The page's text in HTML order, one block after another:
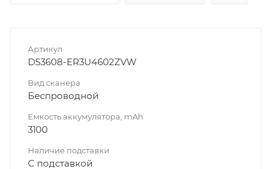
Артикул
DS3608-ER3U4602ZVW
Вид сканера
Беспроводной
Емкость аккумулятора, mAh
3100
Наличие подставки
С подставкой